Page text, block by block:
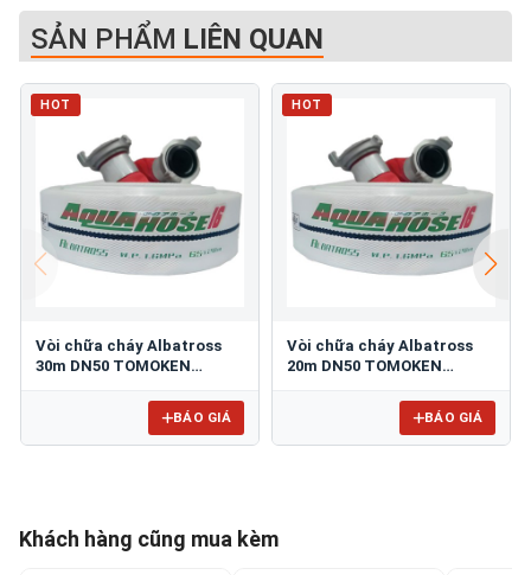
SẢN PHẨM LIÊN QUAN
HOT
Vòi chữa cháy Albatross
30m DN50 TOMOKEN
BÁO GIÁ
HOT
Vòi chữa cháy Albatross
20m DN50 TOMOKEN
BÁO GIÁ
Khách hàng cũng mua kèm